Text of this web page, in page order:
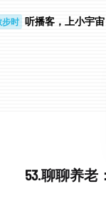
步时 听播客，上小宇宙
53.聊聊养老